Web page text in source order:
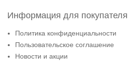
Информация для покупателя
Политика конфиденциальности
Пользовательское соглашение
Новости и акции